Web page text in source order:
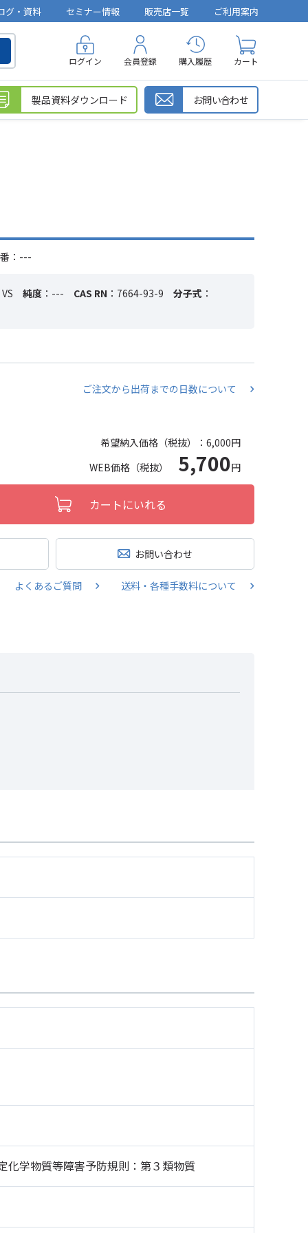
グ・資料 セミナー情報 販売店一覧 ご利用案内
ログイン 会員登録 購入履歴 カート
製品資料ダウンロード お問い合わせ
：---
純度 ：--- CAS RN ：7664-93-9 分子式 ：
ご注文から出荷までの日数について
希望納入価格（税抜）： 6,000円
WEB価格（税抜） 5,700円
カートにいれる
お問い合わせ
よくあるご質問 送料・各種手数料について
化学物質等障害予防規則：第３類物質